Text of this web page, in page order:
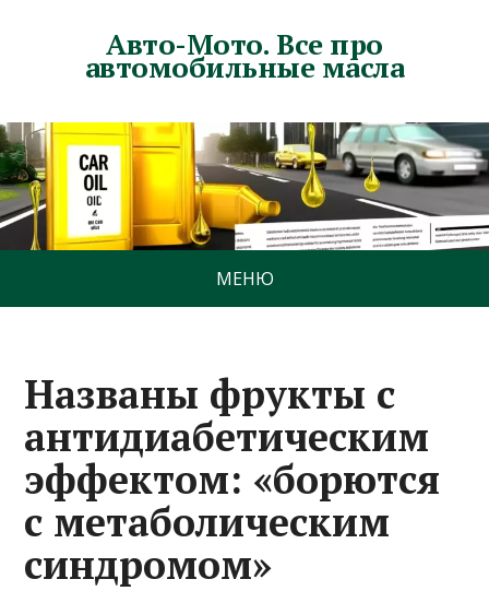
Авто-Мото. Все про
автомобильные масла
МЕНЮ
Названы фрукты с
антидиабетическим
эффектом: «борются
с метаболическим
синдромом»